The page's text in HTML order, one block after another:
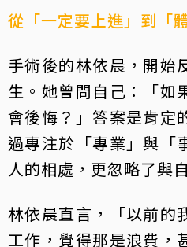
從「一定要上進」到「
手術後的林依晨，開始
生。她曾問自己：「如
會後悔？」答案是肯定
過專注於「專業」與「
人的相處，更忽略了與
林依晨直言，「以前的
工作，覺得那是浪費，